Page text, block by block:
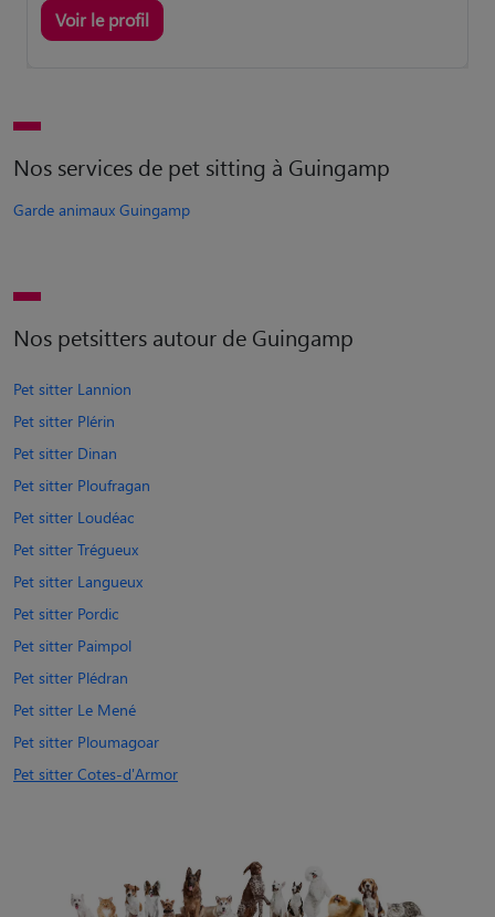
Voir le profil
Nos services de pet sitting à Guingamp
Garde animaux Guingamp
Nos petsitters autour de Guingamp
Pet sitter Lannion
Pet sitter Plérin
Pet sitter Dinan
Pet sitter Ploufragan
Pet sitter Loudéac
Pet sitter Trégueux
Pet sitter Langueux
Pet sitter Pordic
Pet sitter Paimpol
Pet sitter Plédran
Pet sitter Le Mené
Pet sitter Ploumagoar
Pet sitter Cotes-d'Armor